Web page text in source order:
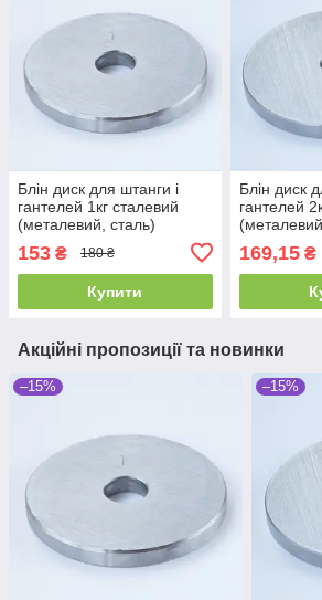
Блін диск для штанги і
гантелей 1кг сталевий
(металевий, сталь)
153 ₴ 180 ₴
Купити
Блін диск
гантелей
169,15₴
Акційні пропозиції та новинки
–15% –15%